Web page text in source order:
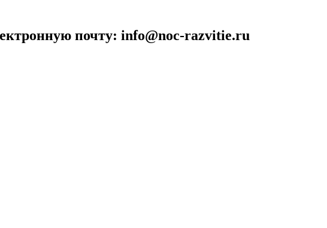
почту: info@noc-razvitie.ru